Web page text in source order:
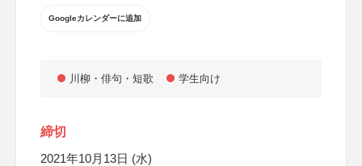
Googleカレンダーに追加
川柳・俳句・短歌 学生向け
締切
2021年10月13日 (水)